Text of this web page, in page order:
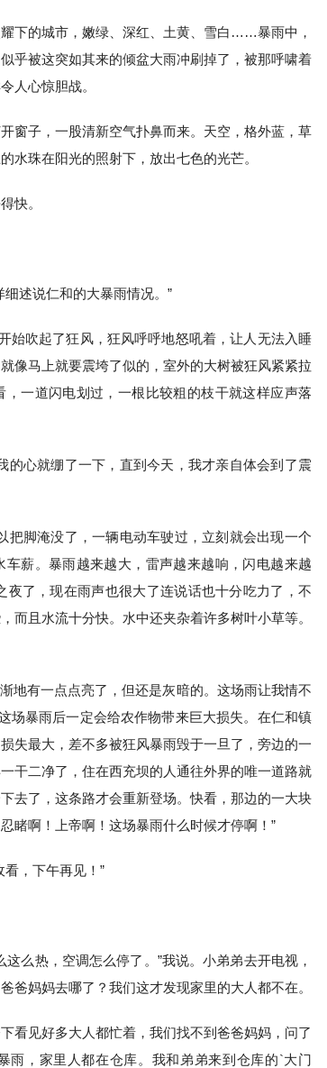
下的城市，嫩绿、深红、土黄、雪白……暴雨中，
乎被这突如其来的倾盆大雨冲刷掉了，被那呼啸着
人心惊胆战。
窗子，一股清新空气扑鼻而来。天空，格外蓝，草
水珠在阳光的照射下，放出七色的光芒。
快。
述说仁和的大暴雨情况。”
始吹起了狂风，狂风呼呼地怒吼着，让人无法入睡
像马上就要震垮了似的，室外的大树被狂风紧紧拉
一道闪电划过，一根比较粗的枝干就这样应声落
的心就绷了一下，直到今天，我才亲自体会到了震
把脚淹没了，一辆电动车驶过，立刻就会出现一个
薪。暴雨越来越大，雷声越来越响，闪电越来越
了，现在雨声也很大了连说话也十分吃力了，不
而且水流十分快。水中还夹杂着许多树叶小草等。
地有一点点亮了，但还是灰暗的。这场雨让我情不
场暴雨后一定会给农作物带来巨大损失。在仁和镇
失最大，差不多被狂风暴雨毁于一旦了，旁边的一
干二净了，住在西充坝的人通往外界的唯一道路就
去了，这条路才会重新登场。快看，那边的一大块
睹啊！上帝啊！这场暴雨什么时候才停啊！”
，下午再见！”
么热，空调怎么停了。”我说。小弟弟去开电视，
爸妈妈去哪了？我们这才发现家里的大人都不在。
看见好多大人都忙着，我们找不到爸爸妈妈，问了
雨，家里人都在仓库。我和弟弟来到仓库的`大门